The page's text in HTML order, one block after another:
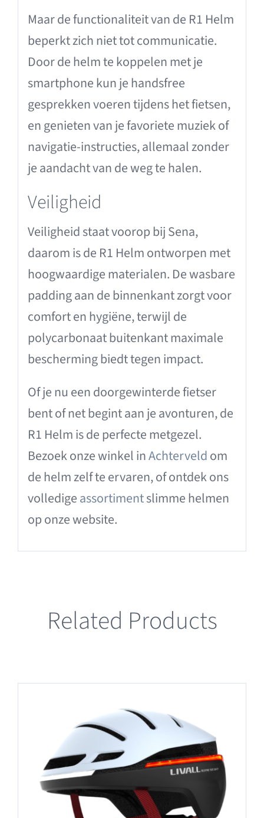
Maar de functionaliteit van de R1 Helm
beperkt zich niet tot communicatie.
Door de helm te koppelen met je
smartphone kun je handsfree
gesprekken voeren tijdens het fietsen,
en genieten van je favoriete muziek of
navigatie-instructies, allemaal zonder
je aandacht van de weg te halen.
Veiligheid
Veiligheid staat voorop bij Sena,
daarom is de R1 Helm ontworpen met
hoogwaardige materialen. De wasbare
padding aan de binnenkant zorgt voor
comfort en hygiëne, terwijl de
polycarbonaat buitenkant maximale
bescherming biedt tegen impact.
Of je nu een doorgewinterde fietser
bent of net begint aan je avonturen, de
R1 Helm is de perfecte metgezel.
Bezoek onze winkel inAchterveldom
de helm zelf te ervaren, of ontdek ons
volledigeassortimentslimme helmen
op onze website.
Related Products